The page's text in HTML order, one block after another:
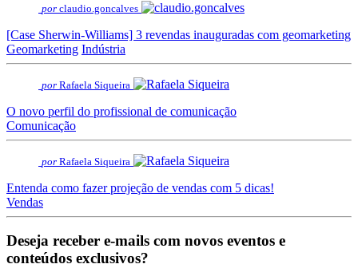
por claudio.goncalves
[Case Sherwin-Williams] 3 revendas inauguradas com geomarketing
Geomarketing Indústria
por Rafaela Siqueira
O novo perfil do profissional de comunicação
Comunicação
por Rafaela Siqueira
Entenda como fazer projeção de vendas com 5 dicas!
Vendas
Deseja receber e-mails com novos eventos e
conteúdos exclusivos?